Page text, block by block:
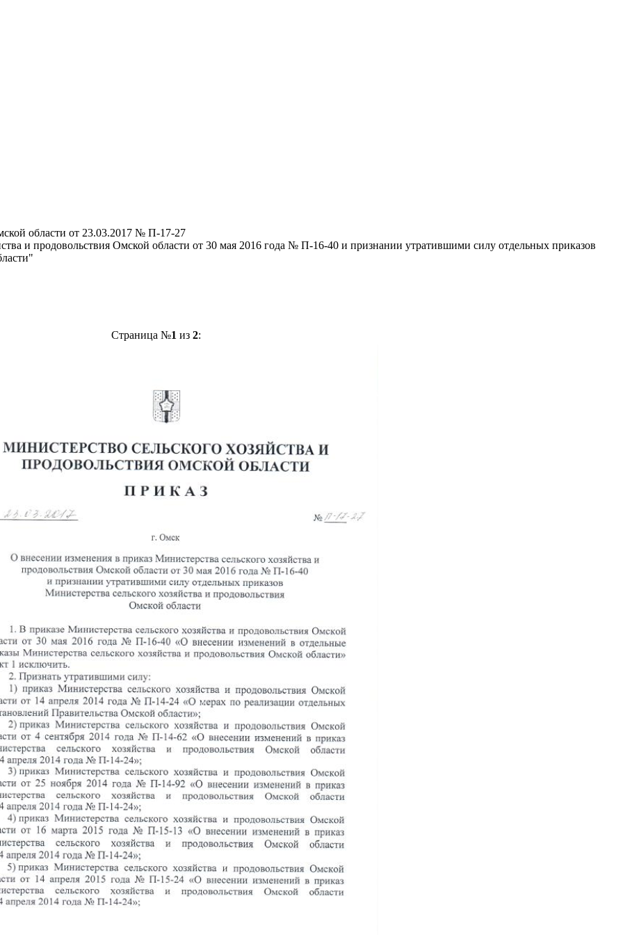
области от 23.03.2017 № П-17-27
и продовольствия Омской области от 30 мая 2016 года № П-16-40 и признании утратившими силу отдельных приказов
Страница №1 из 2: